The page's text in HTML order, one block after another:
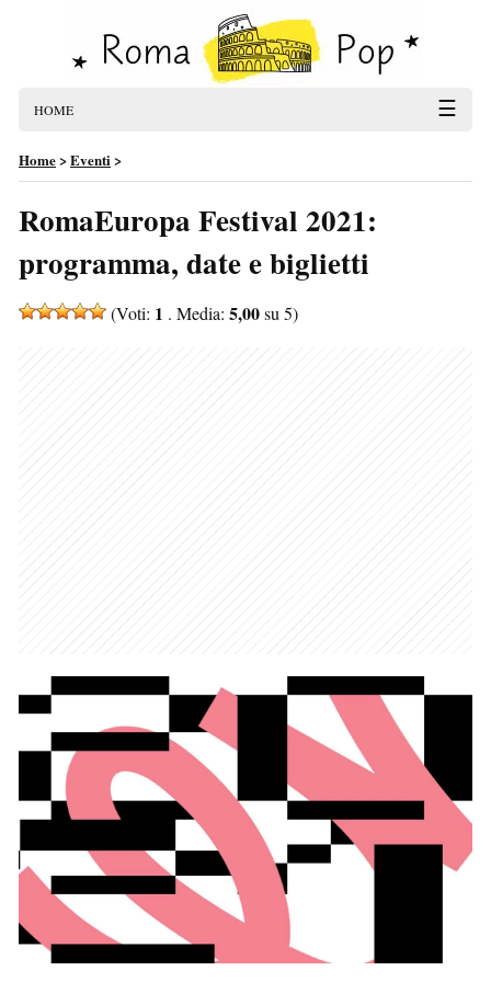
HOME ☰
Home>Eventi>
RomaEuropa Festival 2021:
programma, date e biglietti
(Voti: 1 . Media: 5,00su 5)